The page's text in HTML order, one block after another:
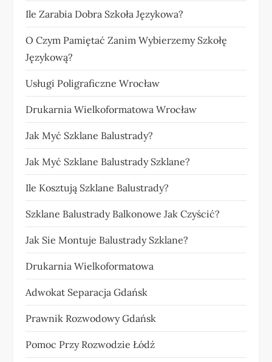
Ile Zarabia Dobra Szkoła Językowa?
O Czym Pamiętać Zanim Wybierzemy Szkołę
Językową?
Usługi Poligraficzne Wrocław
Drukarnia Wielkoformatowa Wrocław
Jak Myć Szklane Balustrady?
Jak Myć Szklane Balustrady Szklane?
Ile Kosztują Szklane Balustrady?
Szklane Balustrady Balkonowe Jak Czyścić?
Jak Sie Montuje Balustrady Szklane?
Drukarnia Wielkoformatowa
Adwokat Separacja Gdańsk
Prawnik Rozwodowy Gdańsk
Pomoc Przy Rozwodzie Łódź